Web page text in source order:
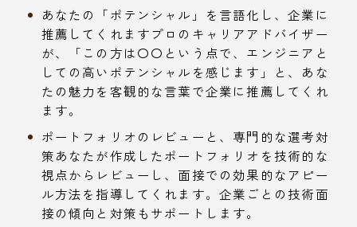
あなたの「ポテンシャル」を言語化し、企業に
推薦してくれますプロのキャリアアドバイザー
が、「この方は〇〇という点で、エンジニアと
しての高いポテンシャルを感じます」と、あな
たの魅力を客観的な言葉で企業に推薦してくれ
ます。
ポートフォリオのレビューと、専門的な選考対
策あなたが作成したポートフォリオを技術的な
視点からレビューし、面接での効果的なアピー
ル方法を指導してくれます。企業ごとの技術面
接の傾向と対策もサポートします。